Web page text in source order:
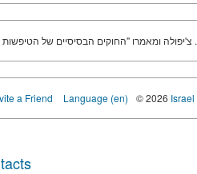
a Friend Language (en) © 2026